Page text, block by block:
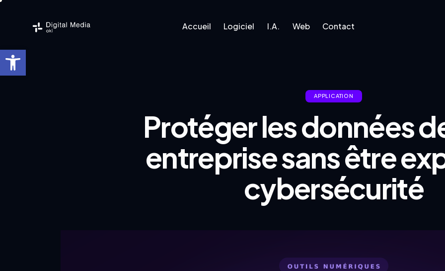
Ouvrir la barre d’outils
Accueil Logiciel I.A. Web Contact
APPLICATION
Protéger les données
entreprise sans être
cybersécurité